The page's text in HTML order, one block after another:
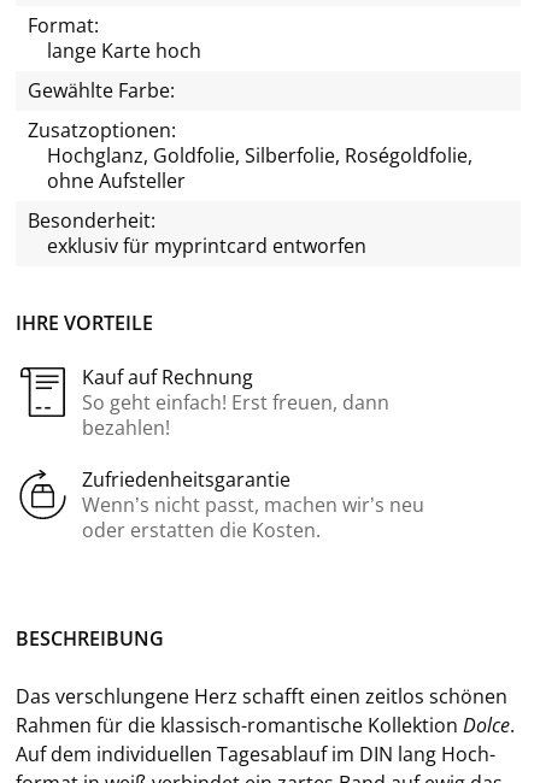
IHRE VORTEILE
Kauf auf Rechnung
So geht einfach! Erst freuen, dann
bezahlen!
Zufriedenheitsgarantie
Wenn’s nicht passt, machen wir’s neu
oder erstatten die Kosten.
Format:
lange Karte hoch
Gewählte Farbe:
Zusatzoptionen:
Hochglanz, Goldfolie, Silberfolie, Roségoldfolie,
ohne Aufsteller
Besonderheit:
exklusiv für myprintcard entworfen
BE­SCHREI­BUNG
Das ver­schlun­ge­ne Herz schafft einen zeit­los schö­nen
Rah­men für die klassisch-​romantische Kol­lek­ti­on Dolce.
Auf dem in­di­vi­du­el­len Ta­ges­ab­lauf im DIN lang Hoch­